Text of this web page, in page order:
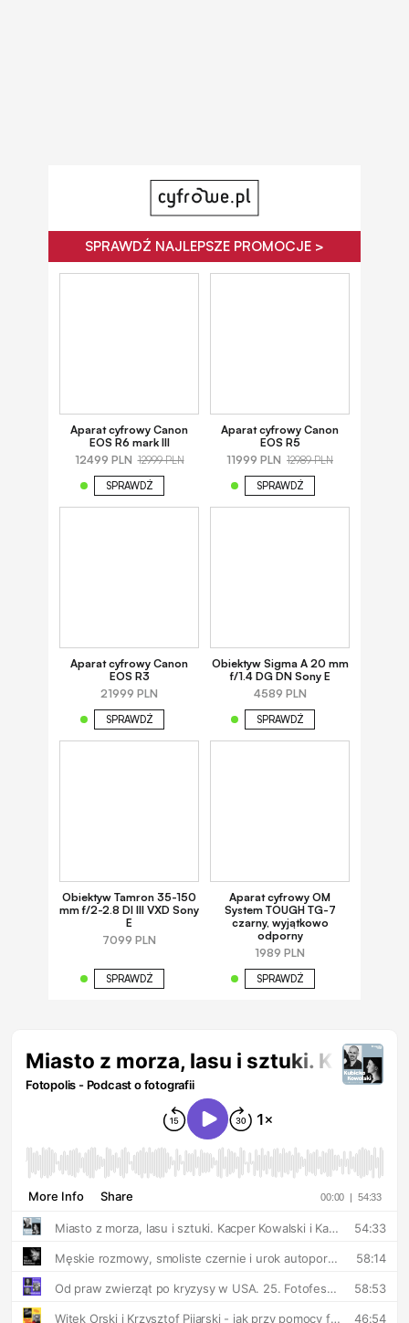
SPRAWDŹ NAJLEPSZE PROMOCJE >
Aparat cyfrowy Canon
EOS R6 mark III
12499 PLN 12999 PLN
SPRAWDŹ
Aparat cyfrowy Canon
EOS R5
11999 PLN 12989 PLN
SPRAWDŹ
Aparat cyfrowy Canon
EOS R3
21999 PLN
SPRAWDŹ
Obiektyw Sigma A 20 mm
f/1.4 DG DN Sony E
4589 PLN
SPRAWDŹ
Obiektyw Tamron 35-150
mm f/2-2.8 DI III VXD Sony
E
7099 PLN
SPRAWDŹ
Aparat cyfrowy OM
System TOUGH TG-7
czarny, wyjątkowo
odporny
1989 PLN
SPRAWDŹ